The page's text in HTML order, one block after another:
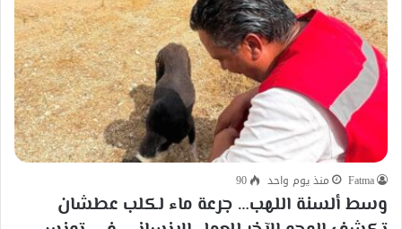
Fatma منذ يوم واحد 90
وسط ألسنة اللهب… جرعة ماء لكلب عطشان